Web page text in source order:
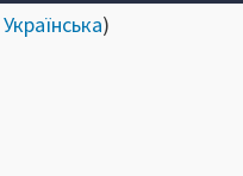
Українська)